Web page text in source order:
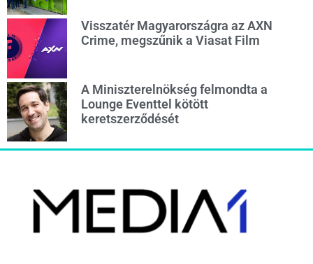
Visszatér Magyarországra az AXN
Crime, megszűnik a Viasat Film
A Miniszterelnökség felmondta a
Lounge Eventtel kötött
keretszerződését